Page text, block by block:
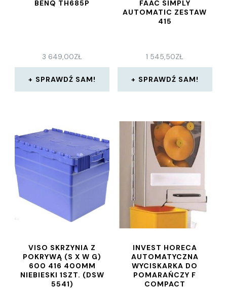
BENQ TH685P
3 649,00ZŁ
SPRAWDŹ SAM!
FAAC SIMPLY
AUTOMATIC ZESTAW
415
1 545,50ZŁ
SPRAWDŹ SAM!
VISO SKRZYNIA Z
POKRYWĄ (S X W G)
600 416 400MM
NIEBIESKI 1SZT. (DSW
5541)
INVEST HORECA
AUTOMATYCZNA
WYCISKARKA DO
POMARAŃCZY F
COMPACT